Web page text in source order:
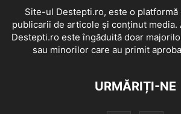
Site-ul Destepti.ro, este o platformă
publicarii de articole și conținut media.
Destepti.ro este îngăduită doar
sau minorilor care au primit
URMĂRIȚI-NE